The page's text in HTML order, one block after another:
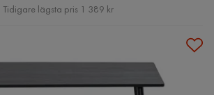
Pris
Tidigare lägsta pris 1 389 kr